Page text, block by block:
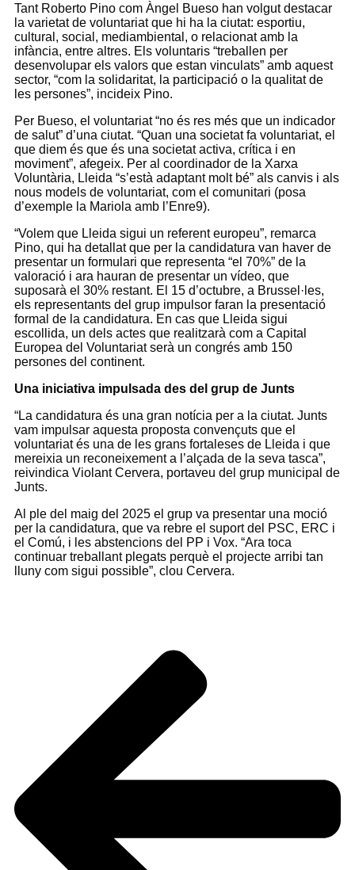
Tant Roberto Pino com Àngel Bueso han volgut destacar
la varietat de voluntariat que hi ha la ciutat: esportiu,
cultural, social, mediambiental, o relacionat amb la
infància, entre altres. Els voluntaris “treballen per
desenvolupar els valors que estan vinculats” amb aquest
sector, “com la solidaritat, la participació o la qualitat de
les persones”, incideix Pino.
Per Bueso, el voluntariat “no és res més que un indicador
de salut” d’una ciutat. “Quan una societat fa voluntariat, el
que diem és que és una societat activa, crítica i en
moviment”, afegeix. Per al coordinador de la Xarxa
Voluntària, Lleida “s’està adaptant molt bé” als canvis i als
nous models de voluntariat, com el comunitari (posa
d’exemple la Mariola amb l’Enre9).
“Volem que Lleida sigui un referent europeu”, remarca
Pino, qui ha detallat que per la candidatura van haver de
presentar un formulari que representa “el 70%” de la
valoració i ara hauran de presentar un vídeo, que
suposarà el 30% restant. El 15 d’octubre, a Brussel·les,
els representants del grup impulsor faran la presentació
formal de la candidatura. En cas que Lleida sigui
escollida, un dels actes que realitzarà com a Capital
Europea del Voluntariat serà un congrés amb 150
persones del continent.
Una iniciativa impulsada des del grup de Junts
“La candidatura és una gran notícia per a la ciutat. Junts
vam impulsar aquesta proposta convençuts que el
voluntariat és una de les grans fortaleses de Lleida i que
mereixia un reconeixement a l’alçada de la seva tasca”,
reivindica Violant Cervera, portaveu del grup municipal de
Junts.
Al ple del maig del 2025 el grup va presentar una moció
per la candidatura, que va rebre el suport del PSC, ERC i
el Comú, i les abstencions del PP i Vox. “Ara toca
continuar treballant plegats perquè el projecte arribi tan
lluny com sigui possible”, clou Cervera.